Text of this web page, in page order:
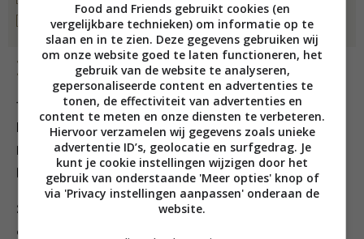
200 g cavolo nero
Bereiding
1. Begin met het fijnsnijden van de uien en knoflook en
bak dit kort aan in een grote soeppan met olijfolie.
Doe daar ook chilipoeder, venkelzaad, oregano en
laurierblaadjes bij en bak dit mee.
2. Snijd de bleekselderij fijn en bewaar de gele blaadjes
om de soep later mee te garneren. Voeg na enkele
Food and Friends gebruikt cookies (en
vergelijkbare technieken) om informatie op te
slaan en in te zien. Deze gegevens gebruiken wij
om onze website goed te laten functioneren, het
gebruik van de website te analyseren,
gepersonaliseerde content en advertenties te
tonen, de effectiviteit van advertenties en
content te meten en onze diensten te verbeteren.
Hiervoor verzamelen wij gegevens zoals unieke
advertentie ID’s, geolocatie en surfgedrag. Je
kunt je cookie instellingen wijzigen door het
gebruik van onderstaande 'Meer opties' knop of
via 'Privacy instellingen aanpassen' onderaan de
website.